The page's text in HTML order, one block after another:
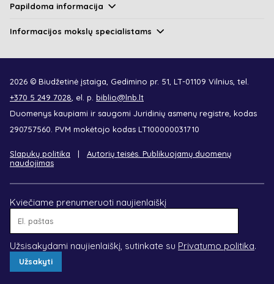
Papildoma informacija
Informacijos mokslų specialistams
2026 © Biudžetinė įstaiga, Gedimino pr. 51, LT-01109 Vilnius, tel.
+370 5 249 7028 , el. p. biblio@lnb.lt
Duomenys kaupiami ir saugomi Juridinių asmenų registre, kodas
290757560. PVM mokėtojo kodas LT100000031710
Slapukų politika
Autorių teisės. Publikuojamų duomenų
naudojimas
Kviečiame prenumeruoti naujienlaiškį
Užsisakydami naujienlaiškį, sutinkate su Privatumo politika.